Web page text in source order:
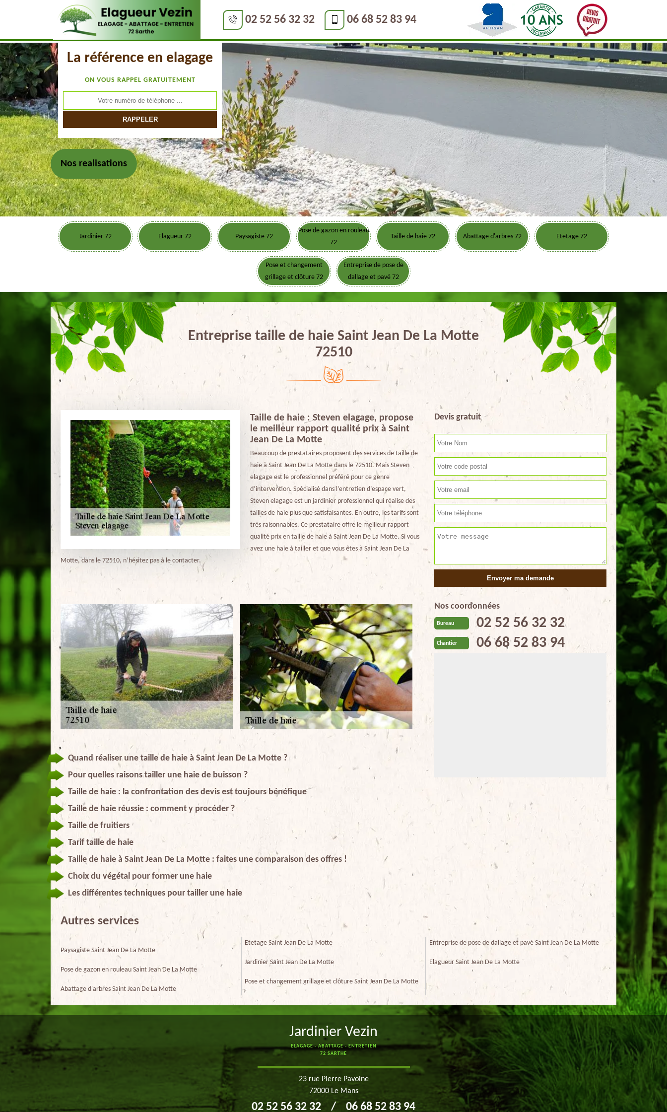
02 52 56 32 32 06 68 52 83 94
La référence en elagage
ON VOUS RAPPEL GRATUITEMENT
Nos realisations
Jardinier 72 Elagueur 72 Paysagiste 72
Pose de gazon en rouleau
72
Taille de haie 72 Abattage d'arbres 72 Etetage 72
Pose et changement
grillage et clôture 72
Entreprise de pose de
dallage et pavé 72
Entreprise taille de haie Saint Jean De La Motte
72510
Taille de haie : Steven elagage, propose
le meilleur rapport qualité prix à Saint
Jean De La Motte
Beaucoup de prestataires proposent des services de taille de
haie à Saint Jean De La Motte dans le 72510. Mais Steven
elagage est le professionnel préféré pour ce genre
d’intervention. Spécialisé dans l’entretien d’espace vert,
Steven elagage est un jardinier professionnel qui réalise des
tailles de haie plus que satisfaisantes. En outre, les tarifs sont
très raisonnables. Ce prestataire offre le meilleur rapport
qualité prix en taille de haie à Saint Jean De La Motte. Si vous
avez une haie à tailler et que vous êtes à Saint Jean De La
Motte, dans le 72510, n’hésitez pas à le contacter.
Quand réaliser une taille de haie à Saint Jean De La Motte ?
Pour quelles raisons tailler une haie de buisson ?
Taille de haie : la confrontation des devis est toujours bénéfique
Taille de haie réussie : comment y procéder ?
Taille de fruitiers
Tarif taille de haie
Taille de haie à Saint Jean De La Motte : faites une comparaison des offres !
Choix du végétal pour former une haie
Les différentes techniques pour tailler une haie
Devis gratuit
Nos coordonnées
Bureau 02 52 56 32 32
Chantier 06 68 52 83 94
Autres services
Paysagiste Saint Jean De La Motte
Pose de gazon en rouleau Saint Jean De La Motte
Abattage d'arbres Saint Jean De La Motte
Etetage Saint Jean De La Motte
Jardinier Saint Jean De La Motte
Pose et changement grillage et clôture Saint Jean De La Motte
Entreprise de pose de dallage et pavé Saint Jean De La Motte
Elagueur Saint Jean De La Motte
Jardinier Vezin
ELAGAGE - ABATTAGE - ENTRETIEN
72 SARTHE
23 rue Pierre Pavoine
72000 Le Mans
02 52 56 32 32 / 06 68 52 83 94